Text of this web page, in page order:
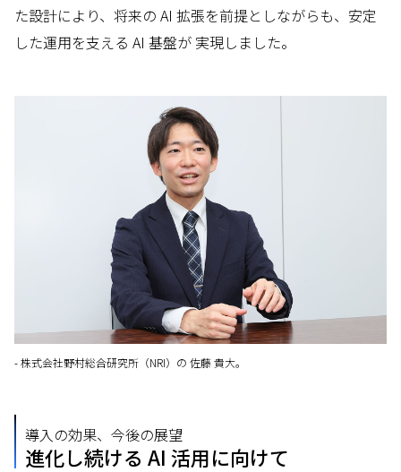
た設計により、将来の AI 拡張を前提としながらも、安定
した運用を支える AI 基盤が 実現しました。
- 株式会社野村総合研究所（NRI）の 佐藤 貴大。
導入の効果、今後の展望
進化し続ける AI 活用に向けて